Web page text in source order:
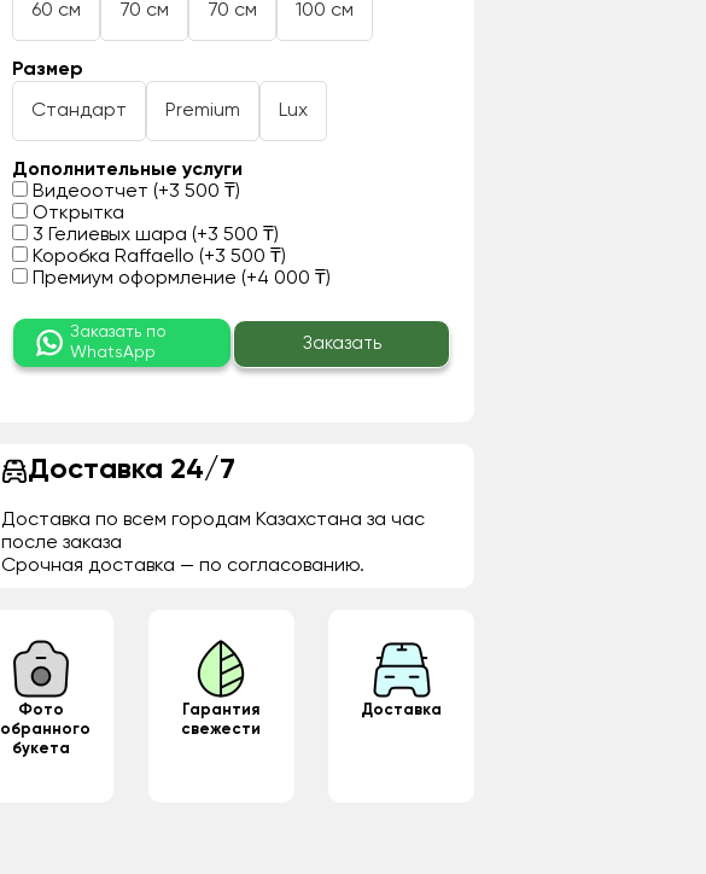
60 см 70 см 70 см 100 см
Размер
Стандарт Premium Lux
Дополнительные услуги
Видеоотчет (+3 500 ₸)
Открытка
3 Гелиевых шара (+3 500 ₸)
Коробка Raffaello (+3 500 ₸)
Премиум оформление (+4 000 ₸)
Заказать по
WhatsApp
Заказать
Доставка 24/7
Доставка по всем городам Казахстана за час
после заказа
Срочная доставка — по согласованию.
Фото
букета
Гарантия
свежести
Доставка